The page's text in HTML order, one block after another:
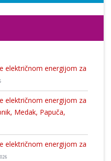
električnom energijom za
električnom energijom za
Medak, Papuča,
električnom energijom za